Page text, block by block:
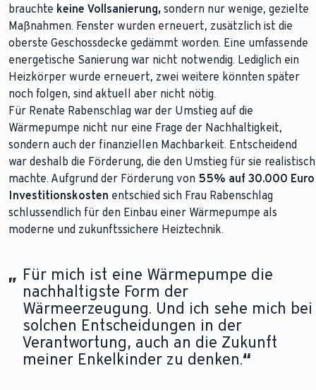
brauchte keine Vollsanierung, sondern nur wenige, gezielte
Maßnahmen. Fenster wurden erneuert, zusätzlich ist die
oberste Geschossdecke gedämmt worden. Eine umfassende
energetische Sanierung war nicht notwendig. Lediglich ein
Heizkörper wurde erneuert, zwei weitere könnten später
noch folgen, sind aktuell aber nicht nötig.
Für Renate Rabenschlag war der Umstieg auf die
Wärmepumpe nicht nur eine Frage der Nachhaltigkeit,
sondern auch der finanziellen Machbarkeit. Entscheidend
war deshalb die Förderung, die den Umstieg für sie realistisch
machte. Aufgrund der Förderung von 55% auf 30.000 Euro
Investitionskosten entschied sich Frau Rabenschlag
schlussendlich für den Einbau einer Wärmepumpe als
moderne und zukunftssichere Heiztechnik.
„ Für mich ist eine Wärmepumpe die
nachhaltigste Form der
Wärmeerzeugung. Und ich sehe mich bei
solchen Entscheidungen in der
Verantwortung, auch an die Zukunft
meiner Enkelkinder zu denken.“